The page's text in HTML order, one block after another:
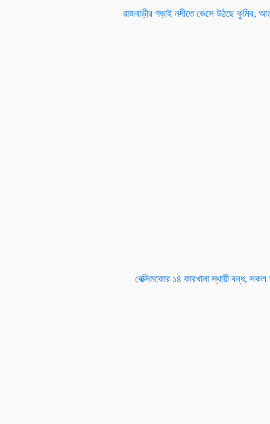
রাজবাড়ীর গড়াই নদীতে ভেসে উঠছে কুমির,
বেক্সিমকোর ১৪ কারখানা স্থায়ী বন্ধ, সকল